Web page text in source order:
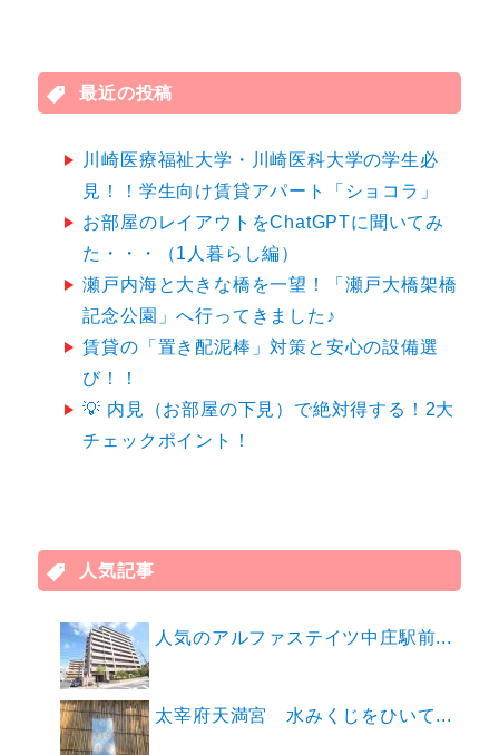
最近の投稿
川崎医療福祉大学・川崎医科大学の学生必
見！！学生向け賃貸アパート「ショコラ」
お部屋のレイアウトをChatGPTに聞いてみ
た・・・（1人暮らし編）
瀬戸内海と大きな橋を一望！「瀬戸大橋架橋
記念公園」へ行ってきました♪
賃貸の「置き配泥棒」対策と安心の設備選
び！！
💡 内見（お部屋の下見）で絶対得する！2大
チェックポイント！
人気記事
人気のアルファステイツ中庄駅前...
太宰府天満宮 水みくじをひいて...